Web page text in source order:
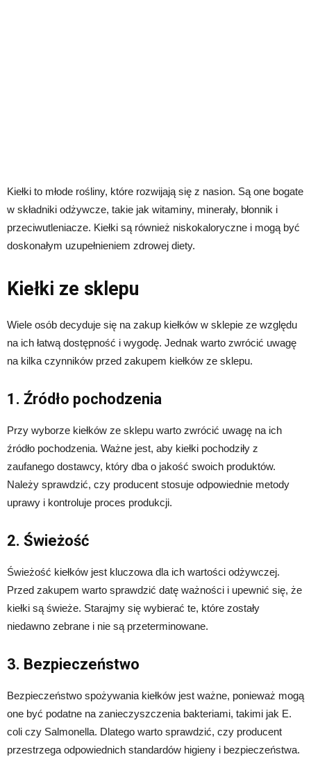
Kiełki to młode rośliny, które rozwijają się z nasion. Są one bogate
w składniki odżywcze, takie jak witaminy, minerały, błonnik i
przeciwutleniacze. Kiełki są również niskokaloryczne i mogą być
doskonałym uzupełnieniem zdrowej diety.
Kiełki ze sklepu
Wiele osób decyduje się na zakup kiełków w sklepie ze względu
na ich łatwą dostępność i wygodę. Jednak warto zwrócić uwagę
na kilka czynników przed zakupem kiełków ze sklepu.
1. Źródło pochodzenia
Przy wyborze kiełków ze sklepu warto zwrócić uwagę na ich
źródło pochodzenia. Ważne jest, aby kiełki pochodziły z
zaufanego dostawcy, który dba o jakość swoich produktów.
Należy sprawdzić, czy producent stosuje odpowiednie metody
uprawy i kontroluje proces produkcji.
2. Świeżość
Świeżość kiełków jest kluczowa dla ich wartości odżywczej.
Przed zakupem warto sprawdzić datę ważności i upewnić się, że
kiełki są świeże. Starajmy się wybierać te, które zostały
niedawno zebrane i nie są przeterminowane.
3. Bezpieczeństwo
Bezpieczeństwo spożywania kiełków jest ważne, ponieważ mogą
one być podatne na zanieczyszczenia bakteriami, takimi jak E.
coli czy Salmonella. Dlatego warto sprawdzić, czy producent
przestrzega odpowiednich standardów higieny i bezpieczeństwa.